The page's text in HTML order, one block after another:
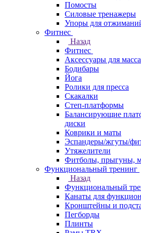
Помосты
Силовые тренажеры
Упоры для
Фитнес
Назад
Фитнес
Аксессуары для
Бодибары
Йога
Ролики для пресса
Скакалки
Степ-платформы
Балансирующие
диски
Коврики и маты
Эспандеры/жгуты/
Утяжелители
Фитболы, прыгуны,
Функциональный тренинг
Назад
Функциональный
Канаты для
Кронштейны и
Пегборды
Плинты